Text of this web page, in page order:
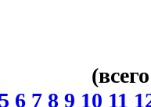
5 6 7 8 9 10 11